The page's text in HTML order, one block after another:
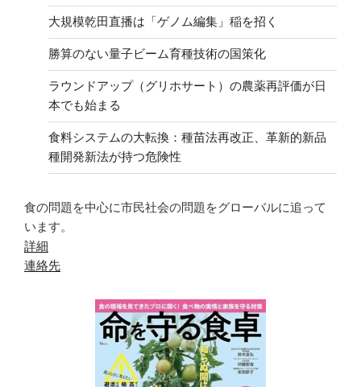
大規模乾田直播は「ゲノム編集」稲を招く
勝算のない量子ビーム育種技術の国策化
ラウンドアップ（グリホサート）の農薬再評価が日
本でも始まる
食料システムの大転換：種苗法再改正、革新的新品
種開発新法が持つ危険性
食の問題を中心に市民社会の問題をグローバルに追って
います。
詳細
連絡先